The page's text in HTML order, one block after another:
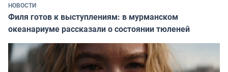
НОВОСТИ
Филя готов к выступлениям: в мурманском
океанариуме рассказали о состоянии тюленей